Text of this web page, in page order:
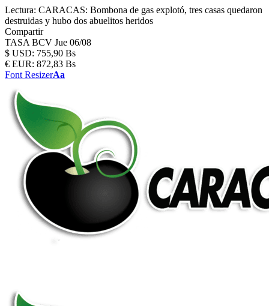
Lectura: CARACAS: Bombona de gas explotó, tres casas quedaron
destruidas y hubo dos abuelitos heridos
Compartir
TASA BCV Jue 06/08
$ USD: 755,90 Bs
€ EUR: 872,83 Bs
Font ResizerAa